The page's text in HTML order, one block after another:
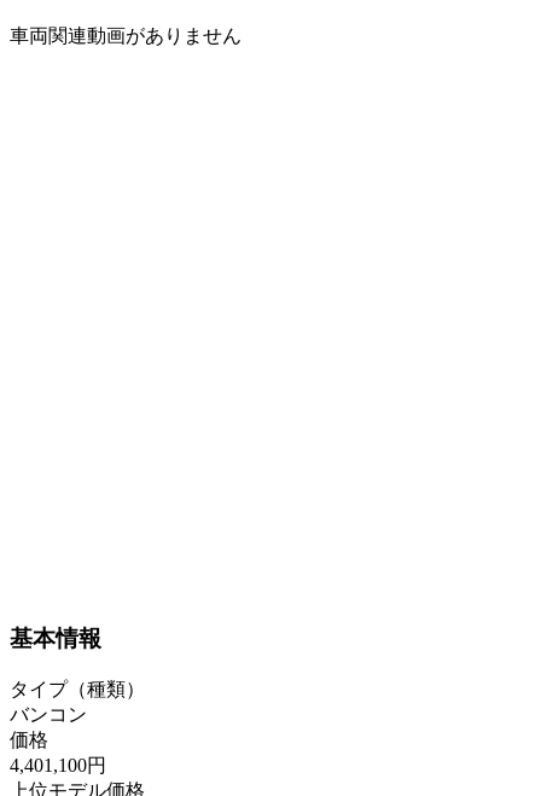
車両関連動画がありません
基本情報
タイプ（種類）
バンコン
価格
4,401,100円
上位モデル価格